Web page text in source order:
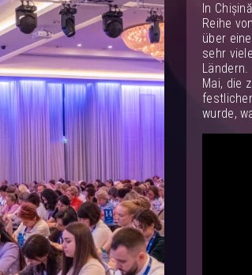
In
Reihe
über
sehr
Mai, die
wurde,